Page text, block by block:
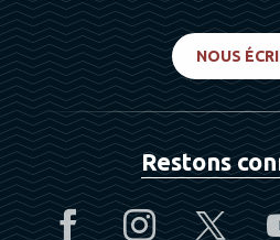
NOUS
Restons